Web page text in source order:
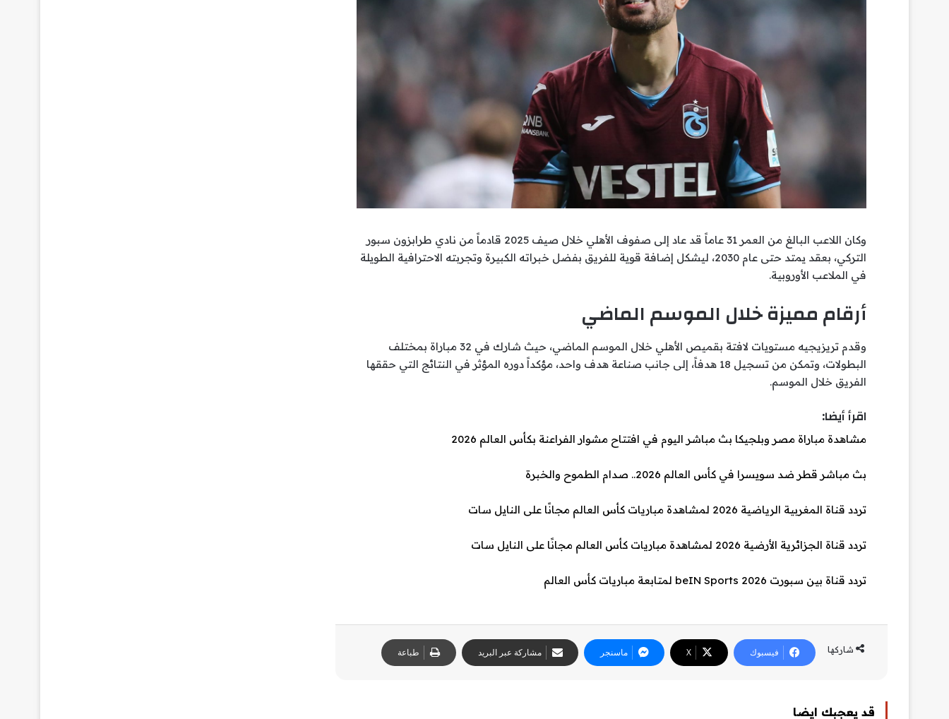
وكان اللاعب البالغ من العمر 31 عاماً قد عاد إلى صفوف الأهلي خلال صيف 2025 قادماً من نادي طرابزون سبور
التركي، بعقد يمتد حتى عام 2030، ليشكل إضافة قوية للفريق بفضل خبراته الكبيرة وتجربته الاحترافية الطويلة
في الملاعب الأوروبية.
أرقام مميزة خلال الموسم الماضي
وقدم تريزيجيه مستويات لافتة بقميص الأهلي خلال الموسم الماضي، حيث شارك في 32 مباراة بمختلف
البطولات، وتمكن من تسجيل 18 هدفاً، إلى جانب صناعة هدف واحد، مؤكداً دوره المؤثر في النتائج التي حققها
الفريق خلال الموسم.
اقرأ أيضا:
مشاهدة مباراة مصر وبلجيكا بث مباشر اليوم في افتتاح مشوار الفراعنة بكأس العالم 2026
بث مباشر قطر ضد سويسرا في كأس العالم 2026.. صدام الطموح والخبرة
تردد قناة المغربية الرياضية 2026 لمشاهدة مباريات كأس العالم مجانًا على النايل سات
تردد قناة الجزائرية الأرضية 2026 لمشاهدة مباريات كأس العالم مجانًا على النايل سات
تردد قناة بين سبورت beIN Sports 2026 لمتابعة مباريات كأس العالم
شاركها فيسبوك ‫X ماسنجر مشاركة عبر البريد طباعة
قد يعجبك ايضا